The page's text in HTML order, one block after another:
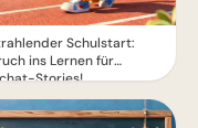
Schulstart:
ins Lernen für
Stories!